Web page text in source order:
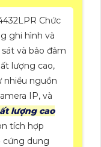
Chức
ghi hình và
và bảo đảm
lượng cao,
nhiều nguồn
IP, và
lượng cao
tích hợp
cứng dung